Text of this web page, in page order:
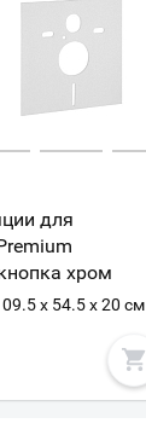
для
хром
x 54.5 x 20 см